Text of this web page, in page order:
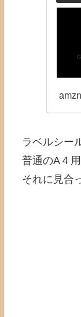
ラベルシー
普通のA４
それに見合